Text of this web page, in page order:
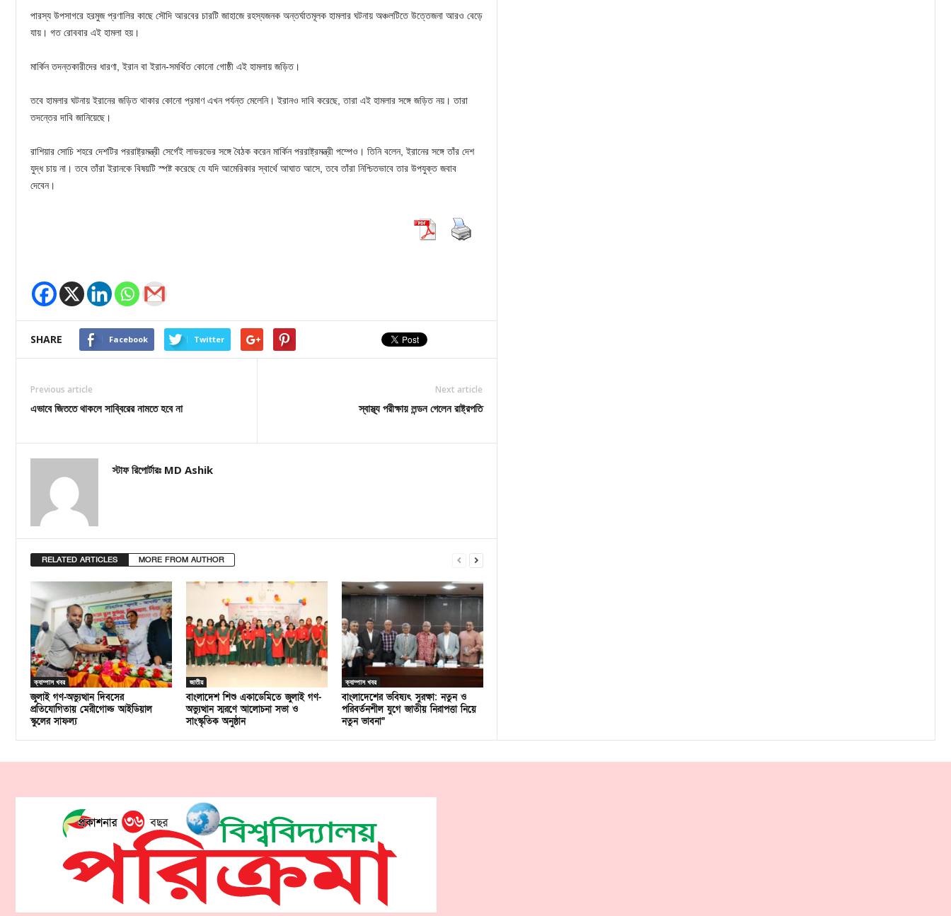
পারস্য উপসাগরে হরমুজ প্রণালির কাছে সৌদি আরবের চারটি জাহাজে রহস্যজনক অন্তর্ঘাতমূলক হামলার ঘটনায় অঞ্চলটিতে উত্তেজনা আরও বেড়ে
যায়। গত রোববার এই হামলা হয়।
মার্কিন তদন্তকারীদের ধারণা, ইরান বা ইরান-সমর্থিত কোনো গোষ্ঠী এই হামলায় জড়িত।
তবে হামলার ঘটনায় ইরানের জড়িত থাকার কোনো প্রমাণ এখন পর্যন্ত মেলেনি। ইরানও দাবি করেছে, তারা এই হামলার সঙ্গে জড়িত নয়। তারা
তদন্তের দাবি জানিয়েছে।
রাশিয়ার সোচি শহরে দেশটির পররাষ্ট্রমন্ত্রী সের্গেই লাভরভের সঙ্গে বৈঠক করেন মার্কিন পররাষ্ট্রমন্ত্রী পম্পেও। তিনি বলেন, ইরানের সঙ্গে তাঁর দেশ
যুদ্ধ চায় না। তবে তাঁরা ইরানকে বিষয়টি স্পষ্ট করেছে যে যদি আমেরিকার স্বার্থে আঘাত আসে, তবে তাঁরা নিশ্চিতভাবে তার উপযুক্ত জবাব
দেবেন।
SHARE Facebook Twitter
Previous article
এভাবে জিততে থাকলে সাব্বিরের নামতে হবে না
Next article
স্বাস্থ্য পরীক্ষায় লন্ডন গেলেন রাষ্ট্রপতি
স্টাফ রিপোর্টারঃ MD Ashik
RELATED ARTICLES MORE FROM AUTHOR
ক্যাম্পাস খবর
জুলাই গণ-অভ্যুত্থান দিবসের
প্রতিযোগিতায় মেরীগোল্ড আইডিয়াল
স্কুলের সাফল্য
জাতীয়
বাংলাদেশ শিশু একাডেমিতে জুলাই গণ-
অভ্যুত্থান স্মরণে আলোচনা সভা ও
সাংস্কৃতিক অনুষ্ঠান
ক্যাম্পাস খবর
বাংলাদেশের ভবিষ্যৎ সুরক্ষা: নতুন ও
পরিবর্তনশীল যুগে জাতীয় নিরাপত্তা নিয়ে
নতুন ভাবনা”